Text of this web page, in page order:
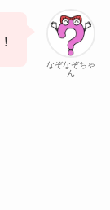
なぞなぞちゃ
ん